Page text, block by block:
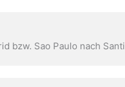
bzw. Sao Paulo nach